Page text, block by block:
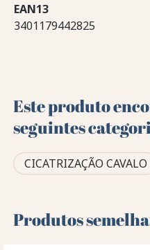
EAN13
3401179442825
Este produto
seguintes
CICATRIZAÇÃO CAVALO
Produtos